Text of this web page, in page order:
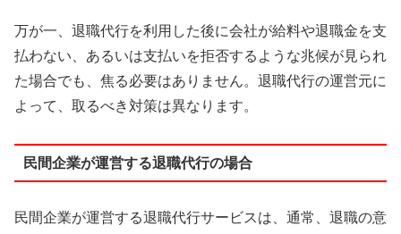
万が一、退職代行を利用した後に会社が給料や退職金を支
払わない、あるいは支払いを拒否するような兆候が見られ
た場合でも、焦る必要はありません。退職代行の運営元に
よって、取るべき対策は異なります。
民間企業が運営する退職代行の場合
民間企業が運営する退職代行サービスは、通常、退職の意